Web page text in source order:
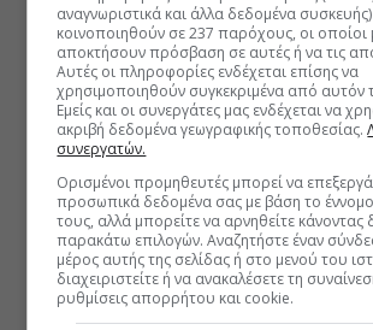
όλες οι κενές κατοικίες ώστε το
και ακριβή εικόνα για τα σπίτια
βγουν στην αγορά για την
στεγαστικού προβλήματος.
Ακίνητα για τα οποία έχουν
δικαιώματα εκμετάλλευσης.
Ακίνητα με συμβάσεις
(leasing).
#ΑΑΔΕ #ΕΝΦΙΑ #Κρατικές
#Επιδόματα
αναγνωριστικά και άλλα δεδομένα
κοινοποιηθούν σε 237 παρόχους, οι
αποκτήσουν πρόσβαση σε αυτές ή να τις
Αυτές οι πληροφορίες ενδέχεται επίσης να
χρησιμοποιηθούν συγκεκριμένα από αυτόν
Εμείς και οι συνεργάτες μας ενδέχεται να
ακριβή δεδομένα γεωγραφικής τοποθεσίας.
συνεργατών.
Ορισμένοι προμηθευτές μπορεί να
προσωπικά δεδομένα σας με βάση το
τους, αλλά μπορείτε να αρνηθείτε κάνοντας
παρακάτω επιλογών. Αναζητήστε έναν
μέρος αυτής της σελίδας ή στο μενού του
διαχειριστείτε ή να ανακαλέσετε τη
ρυθμίσεις απορρήτου και cookie.